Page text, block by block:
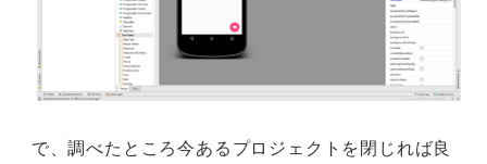
で、調べたところ今あるプロジェクトを閉じれば良